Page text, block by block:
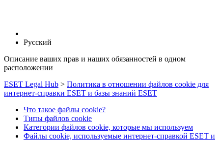
Русский
Описание ваших прав и наших обязанностей в одном
расположении
ESET Legal Hub > Политика в отношении файлов cookie для
интернет-справки ESET и базы знаний ESET
Что такое файлы cookie?
Типы файлов cookie
Категории файлов cookie, которые мы используем
Файлы cookie, используемые интернет-справкой ESET и